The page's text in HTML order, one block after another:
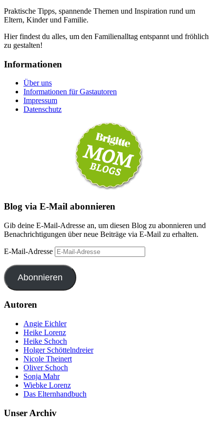
Praktische Tipps, spannende Themen und Inspiration rund um
Eltern, Kinder und Familie.
Hier findest du alles, um den Familienalltag entspannt und fröhlich
zu gestalten!
Informationen
Über uns
Informationen für Gastautoren
Impressum
Datenschutz
Blog via E-Mail abonnieren
Gib deine E-Mail-Adresse an, um diesen Blog zu abonnieren und
Benachrichtigungen über neue Beiträge via E-Mail zu erhalten.
E-Mail-Adresse
Abonnieren
Autoren
Angie Eichler
Heike Lorenz
Heike Schoch
Holger Schöttelndreier
Nicole Theinert
Oliver Schoch
Sonja Mahr
Wiebke Lorenz
Das Elternhandbuch
Unser Archiv